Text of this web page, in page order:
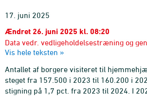
17. juni 2025
Ændret 26. juni 2025 kl. 08:20
Data vedr. vedligeholdelsestræning og
opdateret grundet fejl i opregningerne.
figur.
Vis hele teksten »
Antallet af borgere visiteret til
steget fra 157.500 i 2023 til 160.200 i
stigning på 1,7 pct. fra 2023 til 2024. I